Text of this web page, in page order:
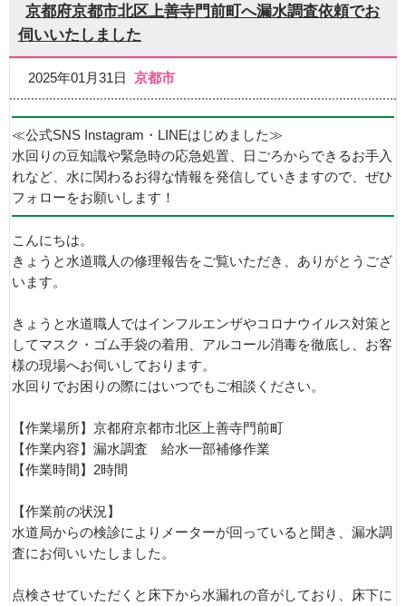
京都府京都市北区上善寺門前町へ漏水調査依頼でお
伺いいたしました
2025年01月31日 京都市
≪公式SNS Instagram・LINEはじめました≫
水回りの豆知識や緊急時の応急処置、日ごろからできるお手入
れなど、水に関わるお得な情報を発信していきますので、ぜひ
フォローをお願いします！
こんにちは。
きょうと水道職人の修理報告をご覧いただき、ありがとうござ
います。
きょうと水道職人ではインフルエンザやコロナウイルス対策と
してマスク・ゴム手袋の着用、アルコール消毒を徹底し、お客
様の現場へお伺いしております。
水回りでお困りの際にはいつでもご相談ください。
【作業場所】京都府京都市北区上善寺門前町
【作業内容】漏水調査 給水一部補修作業
【作業時間】2時間
【作業前の状況】
水道局からの検診によりメーターが回っていると聞き、漏水調
査にお伺いいたしました。
点検させていただくと床下から水漏れの音がしており、床下に